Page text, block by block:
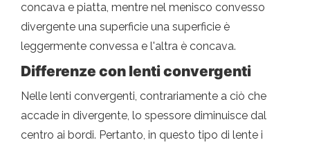
concava e piatta, mentre nel menisco convesso
divergente una superficie una superficie è
leggermente convessa e l'altra è concava.
Differenze con lenti convergenti
Nelle lenti convergenti, contrariamente a ciò che
accade in divergente, lo spessore diminuisce dal
centro ai bordi. Pertanto, in questo tipo di lente i